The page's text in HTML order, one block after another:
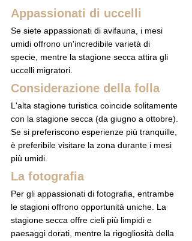
Appassionati di uccelli
Se siete appassionati di avifauna, i mesi
umidi offrono un'incredibile varietà di
specie, mentre la stagione secca attira gli
uccelli migratori.
Considerazione della folla
L'alta stagione turistica coincide solitamente
con la stagione secca (da giugno a ottobre).
Se si preferiscono esperienze più tranquille,
è preferibile visitare la zona durante i mesi
più umidi.
La fotografia
Per gli appassionati di fotografia, entrambe
le stagioni offrono opportunità uniche. La
stagione secca offre cieli più limpidi e
paesaggi dorati, mentre la rigogliosità della